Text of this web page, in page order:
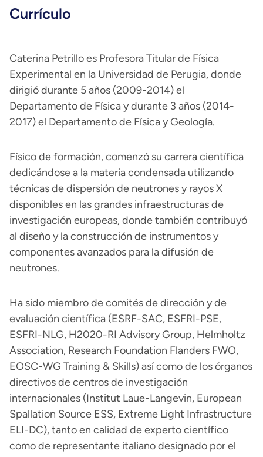
Currículo
Caterina Petrillo es Profesora Titular de Física
Experimental en la Universidad de Perugia, donde
dirigió durante 5 años (2009-2014) el
Departamento de Física y durante 3 años (2014-
2017) el Departamento de Física y Geología.
Físico de formación, comenzó su carrera científica
dedicándose a la materia condensada utilizando
técnicas de dispersión de neutrones y rayos X
disponibles en las grandes infraestructuras de
investigación europeas, donde también contribuyó
al diseño y la construcción de instrumentos y
componentes avanzados para la difusión de
neutrones.
Ha sido miembro de comités de dirección y de
evaluación científica (ESRF-SAC, ESFRI-PSE,
ESFRI-NLG, H2020-RI Advisory Group, Helmholtz
Association, Research Foundation Flanders FWO,
EOSC-WG Training & Skills) así como de los órganos
directivos de centros de investigación
internacionales (Institut Laue-Langevin, European
Spallation Source ESS, Extreme Light Infrastructure
ELI-DC), tanto en calidad de experto científico
como de representante italiano designado por el